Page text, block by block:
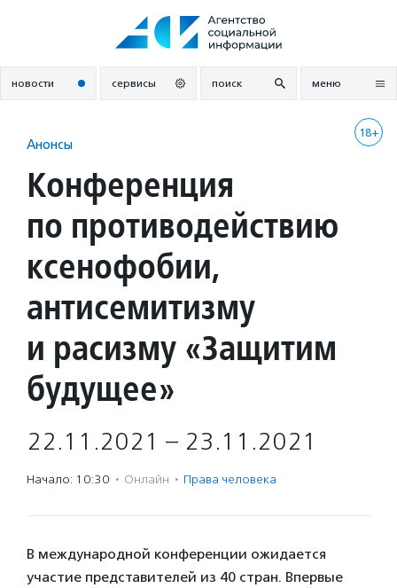
новости сервисы поиск меню
18+
Анонсы
Конференция
по противодействию
ксенофобии,
антисемитизму
и расизму «Защитим
будущее»
22.11.2021 – 23.11.2021
Начало: 10:30 · Онлайн · Права человека
В международной конференции ожидается
участие представителей из 40 стран. Впервые